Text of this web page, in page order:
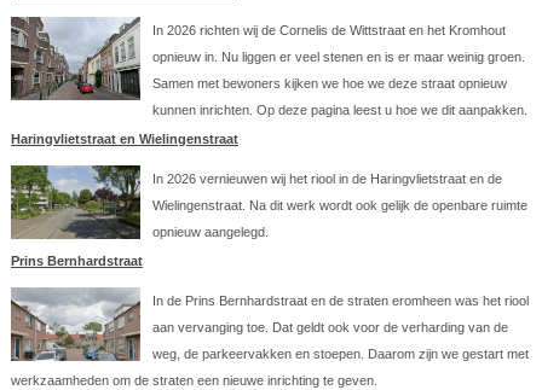
In 2026 richten wij de Cornelis de Wittstraat en het Kromhout
opnieuw in. Nu liggen er veel stenen en is er maar weinig groen.
Samen met bewoners kijken we hoe we deze straat opnieuw
kunnen inrichten. Op deze pagina leest u hoe we dit aanpakken.
Haringvlietstraat en Wielingenstraat
In 2026 vernieuwen wij het riool in de Haringvlietstraat en de
Wielingenstraat. Na dit werk wordt ook gelijk de openbare ruimte
opnieuw aangelegd.
Prins Bernhardstraat
In de Prins Bernhardstraat en de straten eromheen was het riool
aan vervanging toe. Dat geldt ook voor de verharding van de
weg, de parkeervakken en stoepen. Daarom zijn we gestart met
werkzaamheden om de straten een nieuwe inrichting te geven.